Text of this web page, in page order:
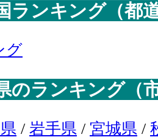
ランキング（都
グ
のランキング（
/ 岩手県 / 宮城県 /